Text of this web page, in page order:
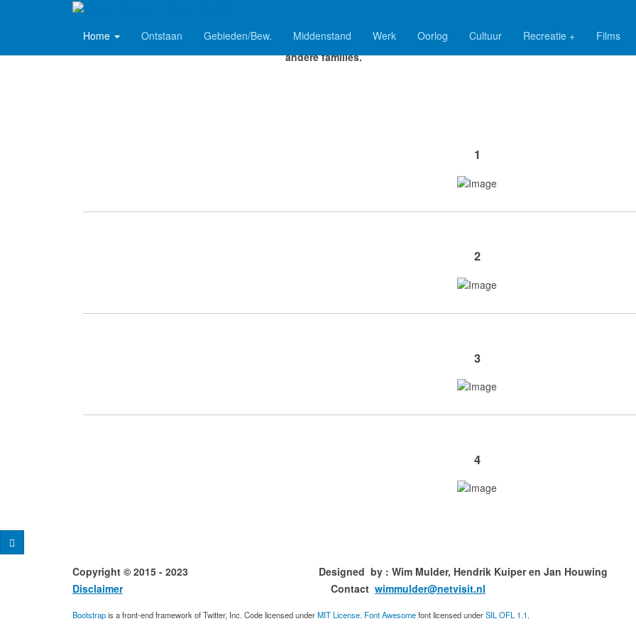
Home
Ontstaan Gebieden/Bew. Middenstand Werk Oorlog Cultuur Recreatie + Films
De familie Vos komt zeer veel voor in Nieuweschans. En verwant met vele
andere families.
1
2
3
4
Copyright © 2015 - 2023 Designed by : Wim Mulder, Hendrik Kuiper en
Disclaimer
Contact wimmulder@netvisit.nl
Bootstrapis a front-end framework of Twitter, Inc. Code licensed underMIT License. Font Awesomefont licensed underSIL OFL 1.1.